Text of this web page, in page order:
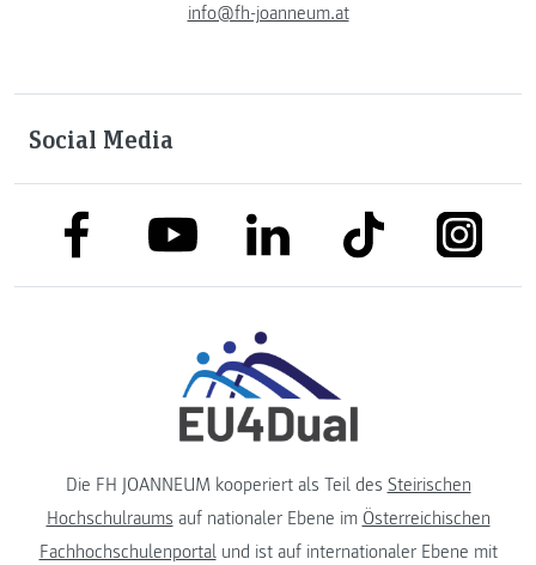
info@fh-joanneum.at
Social Media
link to facebooklink to youtubelink to linkedinlink to tiktok
Die FH JOANNEUM kooperiert als Teil des Steirischen
Hochschulraums auf nationaler Ebene im Österreichischen
Fachhochschulenportalund ist auf internationaler Ebene mit